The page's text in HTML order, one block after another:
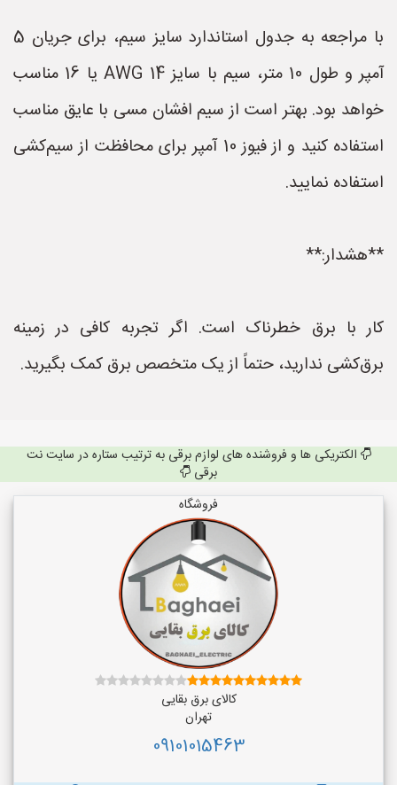
با مراجعه به جدول استاندارد سایز سیم، برای جریان 5
آمپر و طول 10 متر، سیم با سایز AWG 14 یا 16 مناسب
خواهد بود. بهتر است از سیم افشان مسی با عایق مناسب
استفاده کنید و از فیوز 10 آمپر برای محافظت از سیم‌کشی
استفاده نمایید.
**هشدار:**
کار با برق خطرناک است. اگر تجربه کافی در زمینه
برق‌کشی ندارید، حتماً از یک متخصص برق کمک بگیرید.
الکتریکی ها و فروشنده های لوازم برقی به ترتیب ستاره در سایت نت
برقی
فروشگاه
کالای برق بقایی
تهران
09101015463